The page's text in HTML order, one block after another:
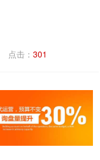
点击： 301